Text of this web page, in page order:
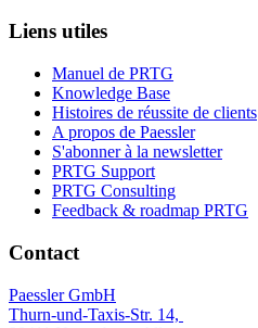
Liens utiles
Manuel de PRTG
Knowledge Base
Histoires de réussite de clients
A propos de Paessler
S'abonner à la newsletter
PRTG Support
PRTG Consulting
Feedback & roadmap PRTG
Contact
Paessler GmbH
Thurn-und-Taxis-Str. 14,